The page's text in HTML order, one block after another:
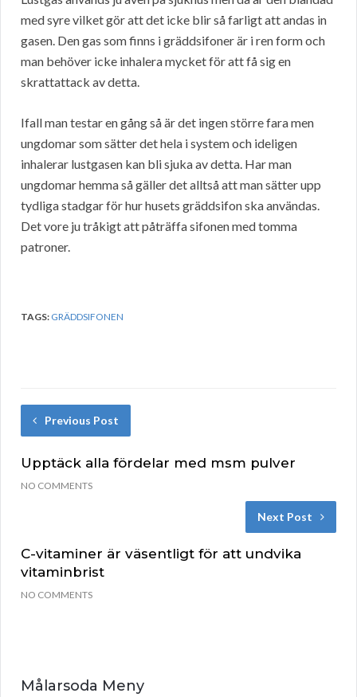
med syre vilket gör att det icke blir så farligt att andas in
gasen. Den gas som finns i gräddsifoner är i ren form och
man behöver icke inhalera mycket för att få sig en
skrattattack av detta.
Ifall man testar en gång så är det ingen större fara men
ungdomar som sätter det hela i system och ideligen
inhalerar lustgasen kan bli sjuka av detta. Har man
ungdomar hemma så gäller det alltså att man sätter upp
tydliga stadgar för hur husets gräddsifon ska användas.
Det vore ju tråkigt att påträffa sifonen med tomma
patroner.
TAGS: GRÄDDSIFONEN
Previous Post
Upptäck alla fördelar med msm pulver
NO COMMENTS
Next Post
C-vitaminer är väsentligt för att undvika
vitaminbrist
NO COMMENTS
Målarsoda Meny